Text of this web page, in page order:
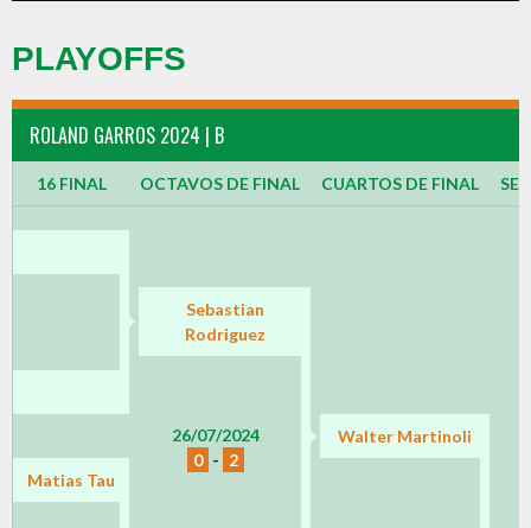
PLAYOFFS
ROLAND GARROS 2024 | B
16 FINAL OCTAVOS DE FINAL CUARTOS DE FINAL
Sebastian
Rodriguez
26/07/2024
0 - 2
Walter Martinoli
Matias Tau